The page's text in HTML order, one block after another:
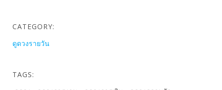
CATEGORY:
ดูดวงรายวัน
TAGS: